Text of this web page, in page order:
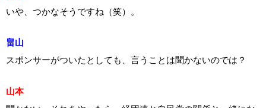
いや、つかなそうですね（笑）。
畠山
スポンサーがついたとしても、言うことは聞かないのでは？
山本